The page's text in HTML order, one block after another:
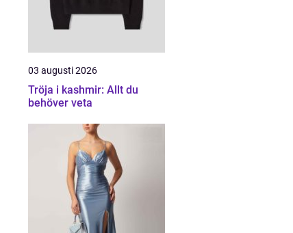
03 augusti 2026
Tröja i kashmir: Allt du
behöver veta